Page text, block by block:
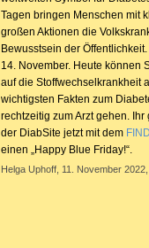
Tagen bringen Menschen mit
großen Aktionen die
Bewusstsein der
14. November. Heute können
auf die Stoffwechselkrankheit
wichtigsten Fakten zum
rechtzeitig zum Arzt gehen.
der DiabSite jetzt mit dem
einen „Happy Blue Friday!“.
Helga Uphoff, 11. November